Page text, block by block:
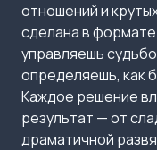
отношений и
сделана в
управляешь
определяешь, как
Каждое решение
результат — от
драматичной